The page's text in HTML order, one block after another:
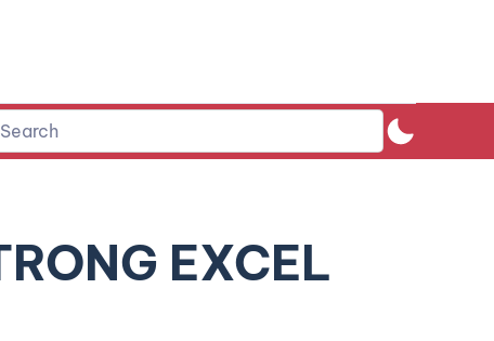
EXCEL